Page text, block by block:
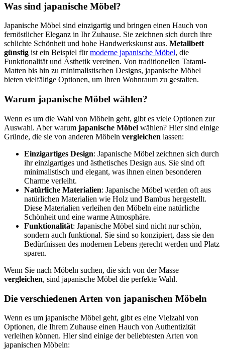
Was sind japanische Möbel?
Japanische Möbel sind einzigartig und bringen einen Hauch von
fernöstlicher Eleganz in Ihr Zuhause. Sie zeichnen sich durch ihre
schlichte Schönheit und hohe Handwerkskunst aus. Metallbett
günstig ist ein Beispiel fürmoderne japanische Möbel, die
Funktionalität und Ästhetik vereinen. Von traditionellen Tatami-
Matten bis hin zu minimalistischen Designs, japanische Möbel
bieten vielfältige Optionen, um Ihren Wohnraum zu gestalten.
Warum japanische Möbel wählen?
Wenn es um die Wahl von Möbeln geht, gibt es viele Optionen zur
Auswahl. Aber warum japanische Möbel wählen? Hier sind einige
Gründe, die sie von anderen Möbeln vergleichen lassen:
Einzigartiges Design: Japanische Möbel zeichnen sich durch
ihr einzigartiges und ästhetisches Design aus. Sie sind oft
minimalistisch und elegant, was ihnen einen besonderen
Charme verleiht.
Natürliche Materialien: Japanische Möbel werden oft aus
natürlichen Materialien wie Holz und Bambus hergestellt.
Diese Materialien verleihen den Möbeln eine natürliche
Schönheit und eine warme Atmosphäre.
Funktionalität: Japanische Möbel sind nicht nur schön,
sondern auch funktional. Sie sind so konzipiert, dass sie den
Bedürfnissen des modernen Lebens gerecht werden und Platz
sparen.
Wenn Sie nach Möbeln suchen, die sich von der Masse
vergleichen, sind japanische Möbel die perfekte Wahl.
Die verschiedenen Arten von japanischen Möbeln
Wenn es um japanische Möbel geht, gibt es eine Vielzahl von
Optionen, die Ihrem Zuhause einen Hauch von Authentizität
verleihen können. Hier sind einige der beliebtesten Arten von
japanischen Möbeln: